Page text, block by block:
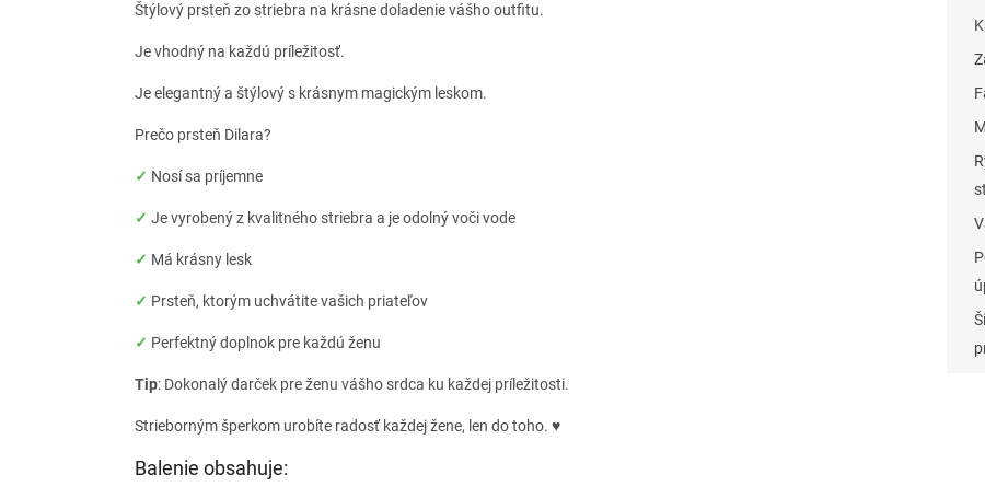
Štýlový prsteň zo striebra na krásne doladenie vášho outfitu.
Je vhodný na každú príležitosť.
Je elegantný a štýlový s krásnym magickým leskom.
Prečo prsteň Dilara?
✓ Nosí sa príjemne
✓ Je vyrobený z kvalitného striebra a je odolný voči vode
✓ Má krásny lesk
✓ Prsteň, ktorým uchvátite vašich priateľov
✓ Perfektný doplnok pre každú ženu
Tip: Dokonalý darček pre ženu vášho srdca ku každej príležitosti.
Strieborným šperkom urobíte radosť každej žene, len do toho. ♥
Balenie obsahuje: